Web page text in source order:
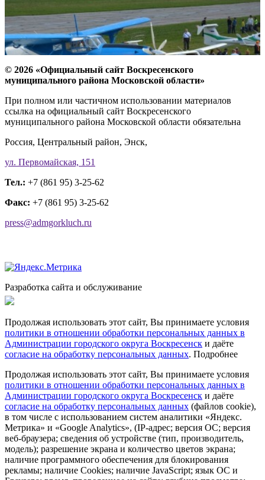
© 2026 «Официальный сайт Воскресенского
муниципального района Московской области»
При полном или частичном использовании материалов
ссылка на официальный сайт Воскресенского
муниципального района Московской области обязательна
Россия, Центральный район, Энск,
ул. Первомайская, 151
Тел.: +7 (861 95) 3-25-62
Факс: +7 (861 95) 3-25-62
press@admgorkluch.ru
Разработка сайта и обслуживание
Продолжая использовать этот сайт, Вы принимаете условия
политики в отношении обработки персональных данных в
Администрации городского округа Воскресенск и даёте
согласие на обработку персональных данных. Подробнее
Продолжая использовать этот сайт, Вы принимаете условия
политики в отношении обработки персональных данных в
Администрации городского округа Воскресенск и даёте
согласие на обработку персональных данных (файлов cookie),
в том числе с использованием систем аналитики «Яндекс.
Метрика» и «Google Analytics», (IP-адрес; версия ОС; версия
веб-браузера; сведения об устройстве (тип, производитель,
модель); разрешение экрана и количество цветов экрана;
наличие программного обеспечения для блокирования
рекламы; наличие Cookies; наличие JavaScript; язык ОС и